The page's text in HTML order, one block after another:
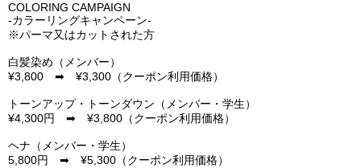
COLORING CAMPAIGN
-カラーリングキャンペーン-
※パーマ又はカットされた方
白髪染め（メンバー）
¥3,800 ➡ ¥3,300（クーポン利用価格）
トーンアップ・トーンダウン（メンバー・学生）
¥4,300円 ➡ ¥3,800（クーポン利用価格）
ヘナ（メンバー・学生）
5,800円 ➡ ¥5,300（クーポン利用価格）